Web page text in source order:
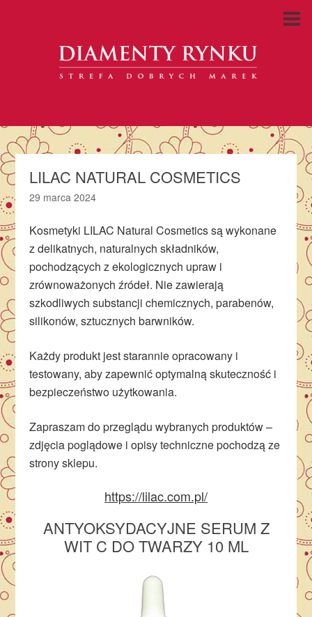
LILAC NATURAL COSMETICS
29 marca 2024
Kosmetyki LILAC Natural Cosmetics są wykonane
z delikatnych, naturalnych składników,
pochodzących z ekologicznych upraw i
zrównoważonych źródeł. Nie zawierają
szkodliwych substancji chemicznych, parabenów,
silikonów, sztucznych barwników.
Każdy produkt jest starannie opracowany i
testowany, aby zapewnić optymalną skuteczność i
bezpieczeństwo użytkowania.
Zapraszam do przeglądu wybranych produktów –
zdjęcia poglądowe i opisy techniczne pochodzą ze
strony sklepu.
https://lilac.com.pl/
ANTYOKSYDACYJNE SERUM Z
WIT C DO TWARZY 10 ML